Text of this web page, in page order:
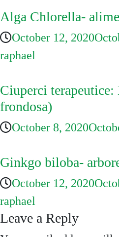
Alga Chlorella-
October 12, 2020
raphael
Ciuperci
frondosa)
October 8, 2020
Ginkgo biloba-
October 12, 2020
raphael
Leave a Reply